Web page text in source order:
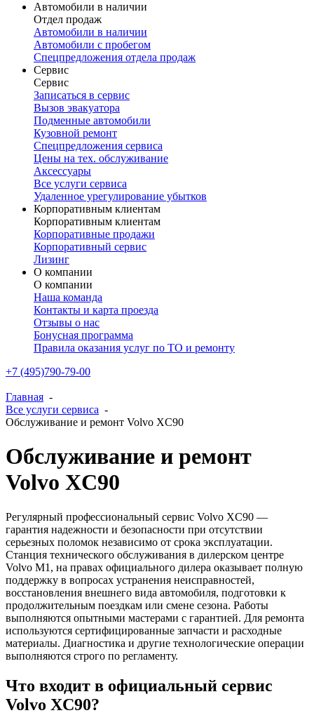
Автомобили в наличии
Отдел продаж
Автомобили в наличии
Автомобили с пробегом
Спецпредложения отдела продаж
Сервис
Сервис
Записаться в сервис
Вызов эвакуатора
Подменные автомобили
Кузовной ремонт
Спецпредложения сервиса
Цены на тех. обслуживание
Аксессуары
Все услуги сервиса
Удаленное урегулирование убытков
Корпоративным клиентам
Корпоративным клиентам
Корпоративные продажи
Корпоративный сервис
Лизинг
О компании
О компании
Наша команда
Контакты и карта проезда
Отзывы о нас
Бонусная программа
Правила оказания услуг по ТО и ремонту
+7 (495)790-79-00
Главная -
Все услуги сервиса -
Обслуживание и ремонт Volvo XC90
Обслуживание и ремонт
Volvo XC90
Регулярный профессиональный сервис Volvo XC90 —
гарантия надежности и безопасности при отсутствии
серьезных поломок независимо от срока эксплуатации.
Станция технического обслуживания в дилерском центре
Volvo M1, на правах официального дилера оказывает полную
поддержку в вопросах устранения неисправностей,
восстановления внешнего вида автомобиля, подготовки к
продолжительным поездкам или смене сезона. Работы
выполняются опытными мастерами с гарантией. Для ремонта
используются сертифицированные запчасти и расходные
материалы. Диагностика и другие технологические операции
выполняются строго по регламенту.
Что входит в официальный сервис
Volvo XC90?